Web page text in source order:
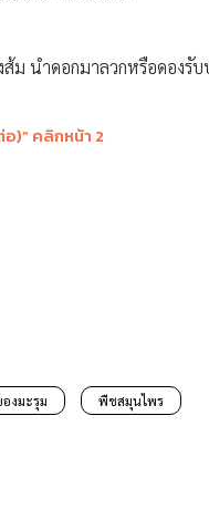
นำดอกมาลวกหรือดองรั
อ)” คลิกหน้า 2
งมะรุม พืชสมุนไพร